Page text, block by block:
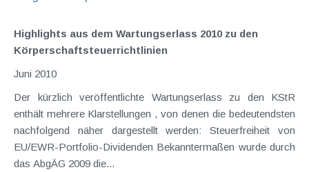
Highlights aus dem Wartungserlass 2010 zu den
Körperschaftsteuerrichtlinien
Juni 2010
Der kürzlich veröffentlichte Wartungserlass zu den KStR
enthält mehrere Klarstellungen , von denen die bedeutendsten
nachfolgend näher dargestellt werden: Steuerfreiheit von
EU/EWR-Portfolio-Dividenden Bekanntermaßen wurde durch
das AbgÄG 2009 die...